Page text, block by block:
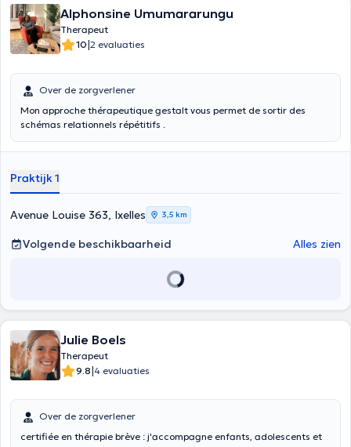
Alphonsine Umumararungu
Therapeut
10|2 evaluaties
Over de zorgverlener
Mon approche thérapeutique gestalt vous permet de sortir des
schémas relationnels répétitifs .
Praktijk 1
Avenue Louise 363, Ixelles 3,5 km
Volgende beschikbaarheid Alles zien
Julie Boels
Therapeut
9.8|4 evaluaties
Over de zorgverlener
certifiée en thérapie brève : j'accompagne enfants, adolescents et